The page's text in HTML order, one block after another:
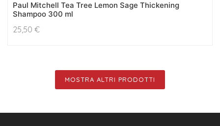
Paul Mitchell Tea Tree Lemon Sage Thickening
Shampoo 300 ml
25,50 €
MOSTRA ALTRI PRODOTTI